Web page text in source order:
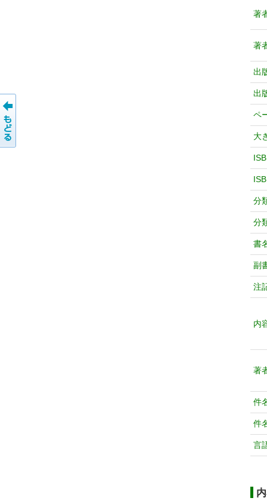
著
著
出
出
ペ
大
分
分
書
副
注
内
著
件
件
言